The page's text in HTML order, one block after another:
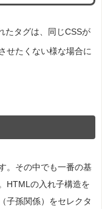
たタグは、同じCSSが
せたくない様な場合に
。その中でも一番の基
HTMLの入れ子構造を
子孫関係）をセレクタ